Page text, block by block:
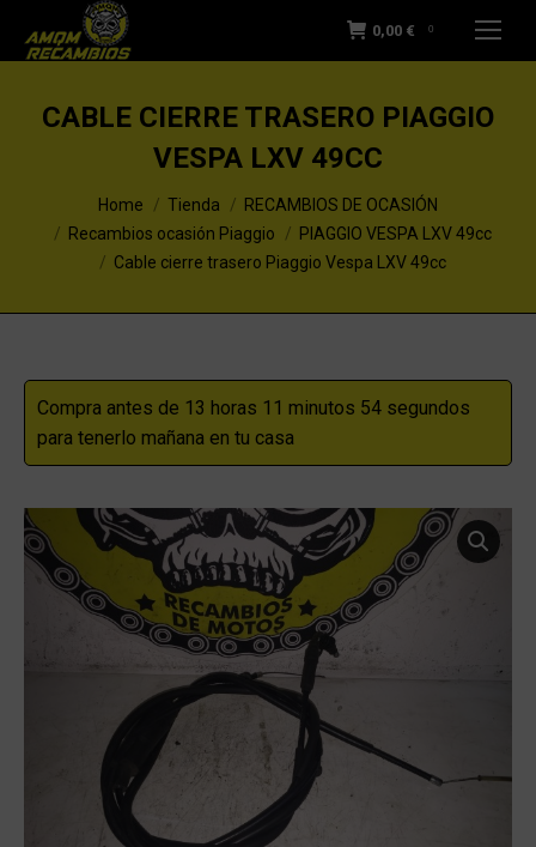
0,00 € 0
CABLE CIERRE TRASERO PIAGGIO
VESPA LXV 49CC
You are here:Home Tienda
RECAMBIOS DE OCASIÓN
Recambios ocasión Piaggio
PIAGGIO VESPA LXV 49cc
Cable cierre trasero Piaggio Vespa LXV 49cc
Compra antes de 13 horas 11 minutos 54 segundos
para tenerlo mañana en tu casa